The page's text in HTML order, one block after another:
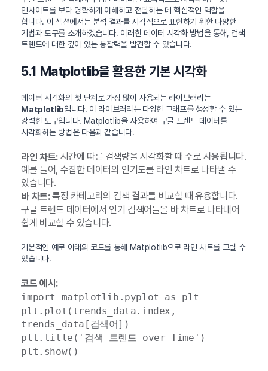
인사이트를 보다 명확하게 이해하고 전달하는 데 핵심적인 역할을
합니다. 이 섹션에서는 분석 결과를 시각적으로 표현하기 위한 다양한
기법과 도구를 소개하겠습니다. 이러한 데이터 시각화 방법을 통해, 검색
트렌드에 대한 깊이 있는 통찰력을 발견할 수 있습니다.
5.1 Matplotlib을 활용한 기본 시각화
데이터 시각화의 첫 단계로 가장 많이 사용되는 라이브러리는
Matplotlib입니다. 이 라이브러리는 다양한 그래프를 생성할 수 있는
강력한 도구입니다. Matplotlib을 사용하여 구글 트렌드 데이터를
시각화하는 방법은 다음과 같습니다.
라인 차트:시간에 따른 검색량을 시각화할 때 주로 사용됩니다.
예를 들어, 수집한 데이터의 인기도를 라인 차트로 나타낼 수
있습니다.
바 차트:특정 카테고리의 검색 결과를 비교할 때 유용합니다.
구글 트렌드 데이터에서 인기 검색어들을 바 차트로 나타내어
쉽게 비교할 수 있습니다.
기본적인 예로 아래의 코드를 통해 Matplotlib으로 라인 차트를 그릴 수
있습니다.
코드 예시:
import matplotlib.pyplot as plt
plt.plot(trends_data.index,
trends_data[검색어])
plt.title('검색 트렌드 over Time')
plt.show()